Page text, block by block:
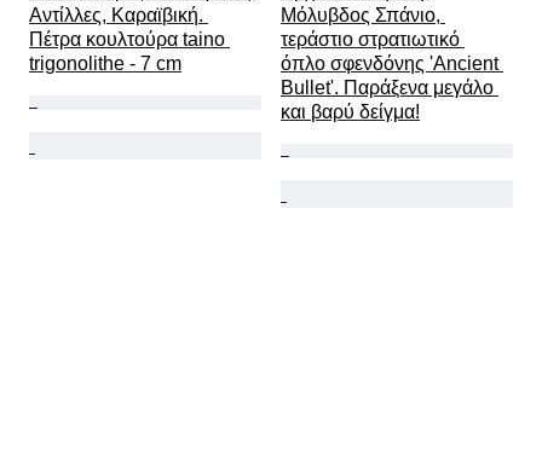
Αντίλλες, Καραϊβική.
Πέτρα κουλτούρα taino
trigonolithe - 7 cm
Μόλυβδος Σπάνιο,
τεράστιο στρατιωτικό
όπλο σφενδόνης 'Ancient
Bullet'. Παράξενα μεγάλο
και βαρύ δείγμα!